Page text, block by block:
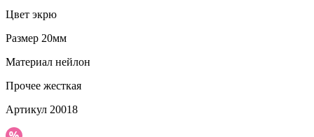
Цвет экрю
Размер 20мм
Материал нейлон
Прочее жесткая
Артикул 20018